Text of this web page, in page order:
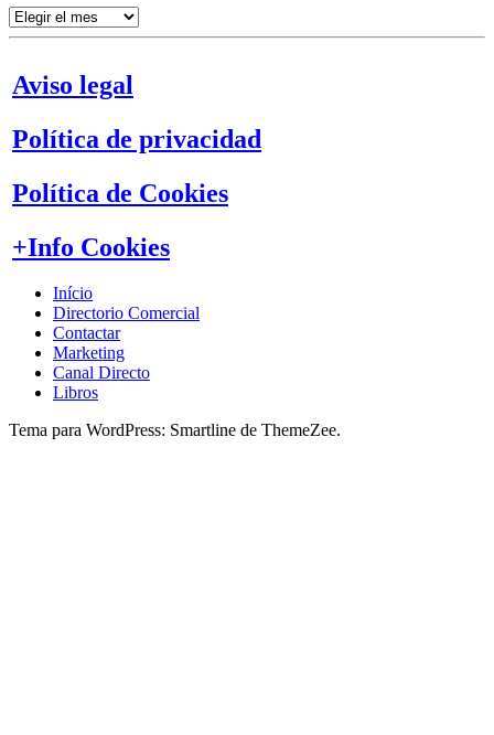
Artículos
por
Aviso legal
Política de privacidad
Política de Cookies
+Info Cookies
Início
Directorio Comercial
Contactar
Marketing
Canal Directo
Libros
Tema para WordPress: Smartline de ThemeZee.